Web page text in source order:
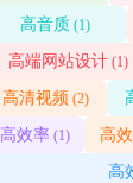
高音质 (1)
高端网站设计(1)
高清视频 (2)
高效率(1) 高
高